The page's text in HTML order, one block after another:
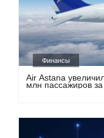
Финансы
Air Astana
млн пассажиров